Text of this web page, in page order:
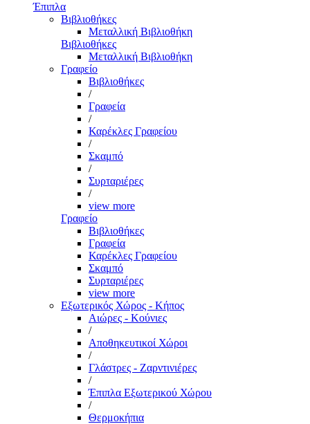
Έπιπλα
Βιβλιοθήκες
Μεταλλική Βιβλιοθήκη
Βιβλιοθήκες
Μεταλλική Βιβλιοθήκη
Γραφείο
Βιβλιοθήκες
/
Γραφεία
/
Καρέκλες Γραφείου
/
Σκαμπό
/
Συρταριέρες
/
view more
Γραφείο
Βιβλιοθήκες
Γραφεία
Καρέκλες Γραφείου
Σκαμπό
Συρταριέρες
view more
Εξωτερικός Χώρος - Κήπος
Αιώρες - Κούνιες
/
Αποθηκευτικοί Χώροι
/
Γλάστρες - Ζαρντινιέρες
/
Έπιπλα Εξωτερικού Χώρου
/
Θερμοκήπια